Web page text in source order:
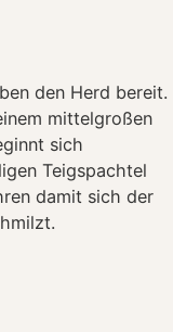
den Herd bereit.
mittelgroßen
sich
Teigspachtel
damit sich der